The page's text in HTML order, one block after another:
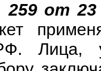
от 23
Лица,